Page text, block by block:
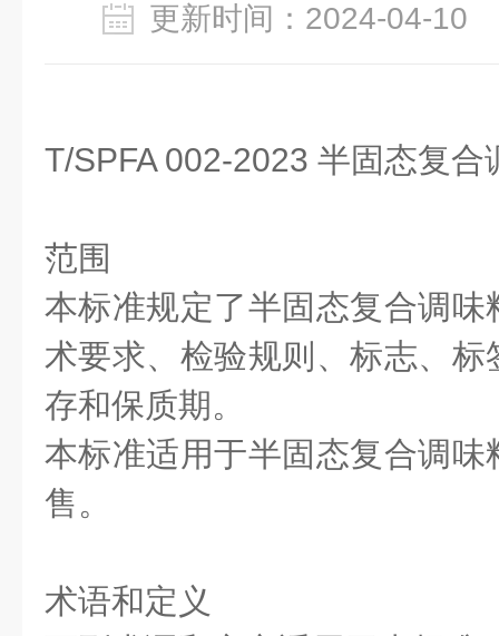
更新时间：2024-04-
T/SPFA 002-2023 半固态复合
范围
本标准规定了半固态复合调
术要求、检验规则、标志、
存和保质期。
本标准适用于半固态复合调
售。
术语和定义